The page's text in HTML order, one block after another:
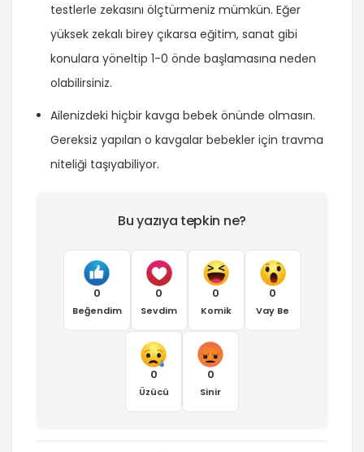
testlerle zekasını ölçtürmeniz mümkün. Eğer
yüksek zekalı birey çıkarsa eğitim, sanat gibi
konulara yöneltip 1-0 önde başlamasına neden
olabilirsiniz.
Ailenizdeki hiçbir kavga bebek önünde olmasın.
Gereksiz yapılan o kavgalar bebekler için travma
niteliği taşıyabiliyor.
Bu yazıya tepkin ne?
0
Beğendim
0
Sevdim
0
Komik
0
Vay Be
0
Üzücü
0
Sinir